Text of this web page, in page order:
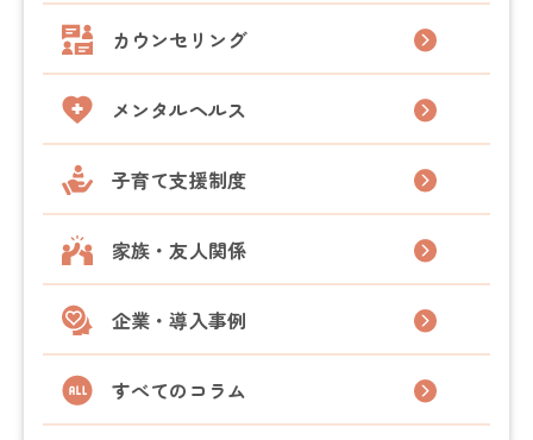
お問い合わせ
運営会社採用情報利用規約
特定商取引法に基づく表記
カウンセリング
メンタルヘルス
子育て支援制度
家族・友人関係
企業・導入事例
すべてのコラム